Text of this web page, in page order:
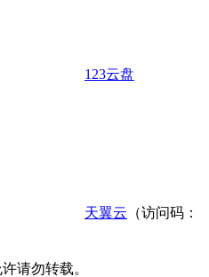
123云盘
天翼云 （访问码：
请勿转载。